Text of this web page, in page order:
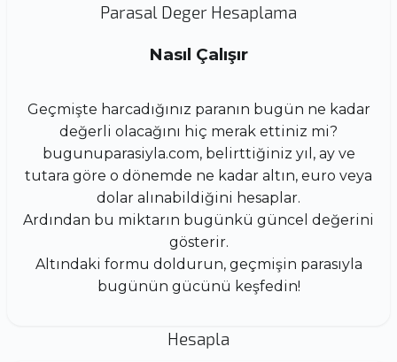
Parasal Deger Hesaplama
Nasıl Çalışır
Geçmişte harcadığınız paranın bugün ne kadar
değerli olacağını hiç merak ettiniz mi?
bugunuparasiyla.com, belirttiğiniz yıl, ay ve
tutara göre o dönemde ne kadar altın, euro veya
dolar alınabildiğini hesaplar.
Ardından bu miktarın bugünkü güncel değerini
gösterir.
Altındaki formu doldurun, geçmişin parasıyla
bugünün gücünü keşfedin!
Hesapla